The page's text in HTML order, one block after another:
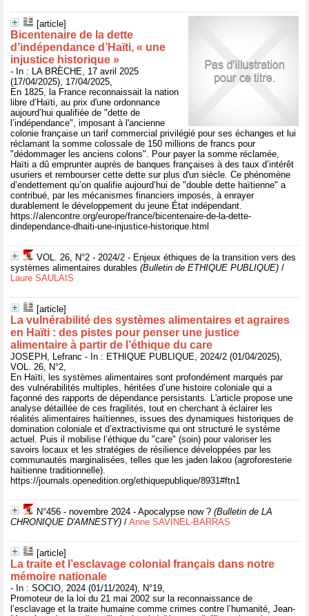
[article]
Bicentenaire de la dette
d’indépendance d’Haïti, « une
injustice historique »
- In : LA BRÈCHE, 17 avril 2025
(17/04/2025), 17/04/2025,
En 1825, la France reconnaissait la nation
libre d’Haïti, au prix d'une ordonnance
aujourd’hui qualifiée de "dette de
l’indépendance", imposant à l'ancienne
colonie française un tarif commercial privilégié pour ses échanges et lui
réclamant la somme colossale de 150 millions de francs pour
"dédommager les anciens colons". Pour payer la somme réclamée,
Haïti a dû emprunter auprès de banques françaises à des taux d’intérêt
usuriers et rembourser cette dette sur plus d'un siècle. Ce phénomène
d’endettement qu’on qualifie aujourd’hui de "double dette haïtienne" a
contribué, par les mécanismes financiers imposés, à enrayer
durablement le développement du jeune État indépendant.
https://alencontre.org/europe/france/bicentenaire-de-la-dette-
dindependance-dhaiti-une-injustice-historique.html
VOL. 26, N°2 - 2024/2 - Enjeux éthiques de la transition vers des
systèmes alimentaires durables (Bulletin de ETHIQUE PUBLIQUE) /
Laure SAULAIS
[article]
La vulnérabilité des systèmes alimentaires et agraires
en Haïti : des pistes pour penser une justice
alimentaire à partir de l’éthique du care
JOSEPH, Lefranc - In : ETHIQUE PUBLIQUE, 2024/2 (01/04/2025),
VOL. 26, N°2,
En Haïti, les systèmes alimentaires sont profondément marqués par
des vulnérabilités multiples, héritées d’une histoire coloniale qui a
façonné des rapports de dépendance persistants. L'article propose une
analyse détaillée de ces fragilités, tout en cherchant à éclairer les
réalités alimentaires haïtiennes, issues des dynamiques historiques de
domination coloniale et d’extractivisme qui ont structuré le système
actuel. Puis il mobilise l’éthique du "care" (soin) pour valoriser les
savoirs locaux et les stratégies de résilience développées par les
communautés marginalisées, telles que les jaden lakou (agroforesterie
haïtienne traditionnelle).
https://journals.openedition.org/ethiquepublique/8931#ftn1
N°456 - novembre 2024 - Apocalypse now ? (Bulletin de LA
CHRONIQUE D'AMNESTY) / Anne SAVINEL-BARRAS
[article]
La traite et l’esclavage colonial français dans notre
mémoire nationale
- In : SOCIO, 2024 (01/11/2024), N°19,
Promoteur de la loi du 21 mai 2002 sur la reconnaissance de
l’esclavage et la traite humaine comme crimes contre l’humanité, Jean-